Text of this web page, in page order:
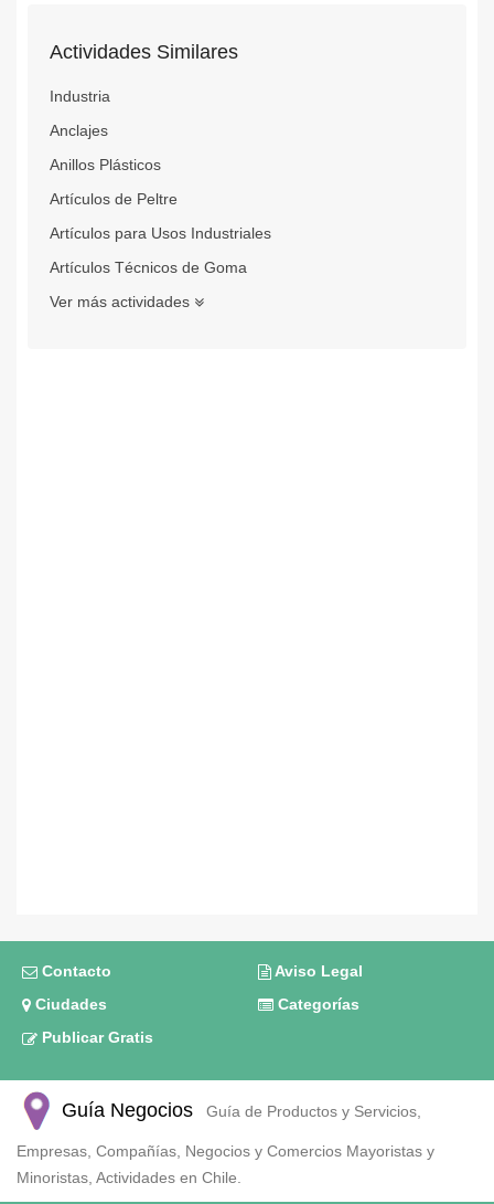
Actividades Similares
Industria
Anclajes
Anillos Plásticos
Artículos de Peltre
Artículos para Usos Industriales
Artículos Técnicos de Goma
Ver más actividades
Contacto
Aviso Legal
Ciudades
Categorías
Publicar Gratis
Guía Negocios Guía de Productos y Servicios,
Empresas, Compañías, Negocios y Comercios Mayoristas y
Minoristas, Actividades en Chile.